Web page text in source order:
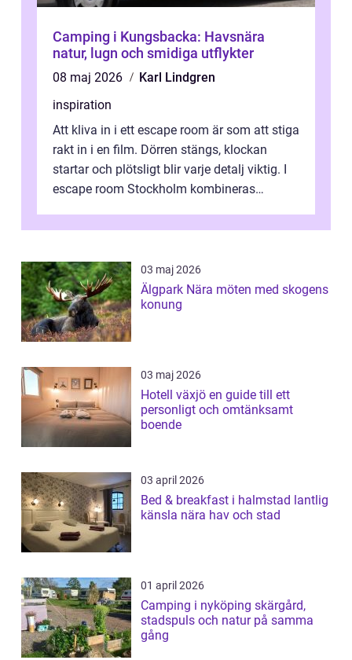
Camping i Kungsbacka: Havsnära
natur, lugn och smidiga utflykter
08 maj 2026
Karl Lindgren
inspiration
Att kliva in i ett escape room är som att stiga
rakt in i en film. Dörren stängs, klockan
startar och plötsligt blir varje detalj viktig. I
escape room Stockholm kombineras
03 maj 2026
Älgpark Nära möten med skogens
konung
03 maj 2026
Hotell växjö en guide till ett
personligt och omtänksamt
boende
03 april 2026
Bed & breakfast i halmstad lantlig
känsla nära hav och stad
01 april 2026
Camping i nyköping skärgård,
stadspuls och natur på samma
gång